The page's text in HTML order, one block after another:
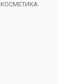
КОСМЕТИКА